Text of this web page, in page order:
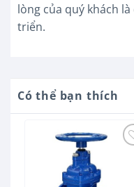
lòng của quý khách
triển.
Có thể bạn thích